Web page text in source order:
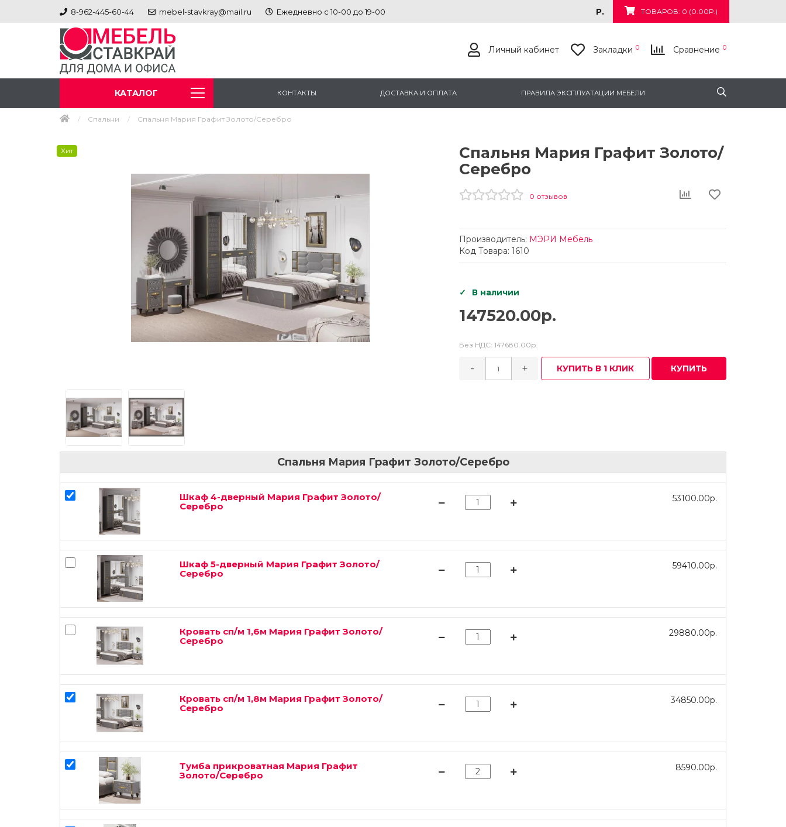
8-962-445-60-44 mebel-stavkray@mail.ru Ежедневно с 10-00 до 19-00 ТОВАРОВ: 0 (0.00Р.)
Р.
Личный кабинет Закладки 0 Сравнение 0
КАТАЛОГ КОНТАКТЫ ДОСТАВКА И ОПЛАТА ПРАВИЛА ЭКСПЛУАТАЦИИ МЕБЕЛИ
Спальни Спальня Мария Графит Золото/Серебро
Хит
Спальня Мария Графит Золото/
Серебро
0 отзывов
Производитель: МЭРИ Мебель
Код Товара: 1610
В наличии
147520.00р.
Без НДС: 147680.00р.
- + КУПИТЬ В 1 КЛИК КУПИТЬ
Спальня Мария Графит Золото/Серебро
Шкаф 4-дверный Мария Графит Золото/
Серебро
53100.00р.
Шкаф 5-дверный Мария Графит Золото/
Серебро
59410.00р.
Кровать сп/м 1,6м Мария Графит Золото/
Серебро
29880.00р.
Кровать сп/м 1,8м Мария Графит Золото/
Серебро
34850.00р.
Тумба прикроватная Мария Графит
Золото/Серебро
8590.00р.